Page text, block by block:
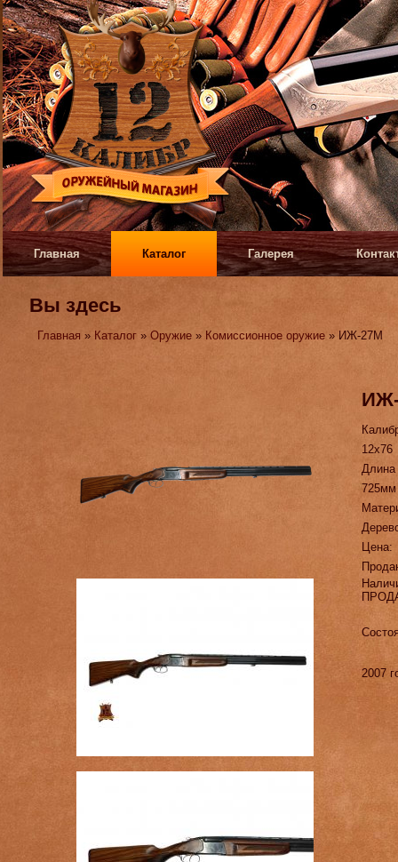
Главная Каталог Галерея
Вы здесь
Главная » Каталог »Оружие » Комиссионное оружие » ИЖ-27М
12х76
725мм
Цена:
2007